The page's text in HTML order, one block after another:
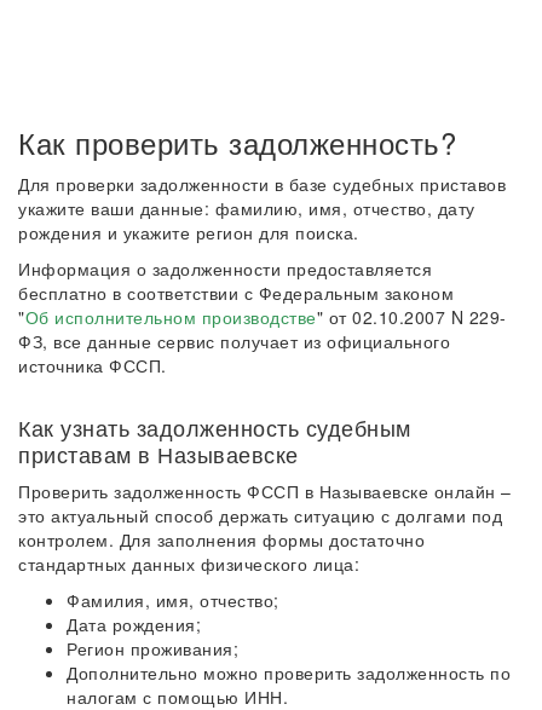
Как проверить задолженность?
Для проверки задолженности в базе судебных приставов
укажите ваши данные: фамилию, имя, отчество, дату
рождения и укажите регион для поиска.
Информация о задолженности предоставляется
бесплатно в соответствии с Федеральным законом
"Об исполнительном производстве" от 02.10.2007 N 229-
ФЗ, все данные сервис получает из официального
источника ФССП.
Как узнать задолженность судебным
приставам в Называевске
Проверить задолженность ФССП в Называевске онлайн –
это актуальный способ держать ситуацию с долгами под
контролем. Для заполнения формы достаточно
стандартных данных физического лица:
Фамилия, имя, отчество;
Дата рождения;
Регион проживания;
Дополнительно можно проверить задолженность по
налогам с помощью ИНН.